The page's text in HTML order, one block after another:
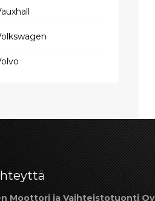
Moottori ja Vaihteistotuonti Oy